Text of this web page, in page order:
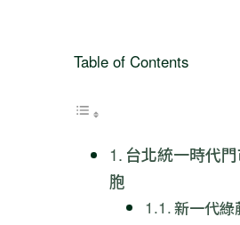
Table of Contents
台北統一時代
胞
新一代綠